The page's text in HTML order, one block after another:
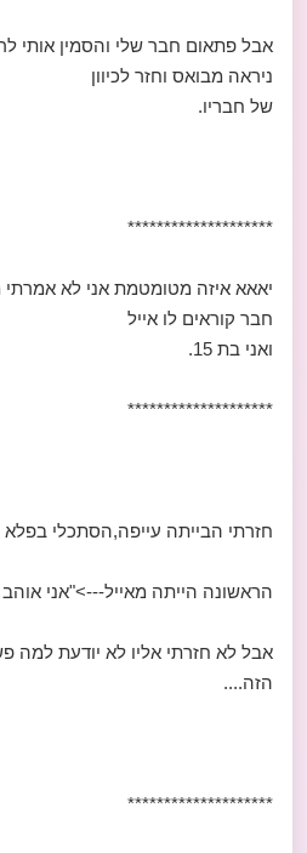
אבל פתאום חבר שלי והסמין אותי
ניראה מבואס וחזר לכיוון
של חבריו.
********************
יאאא איזה מטומטמת אני לא אמרתי
חבר קוראים לו אייל
ואני בת 15.
********************
חזרתי הבייתה עייפה,הסתכלי בפלא
הראשונה הייתה מאייל--->"אני
אבל לא חזרתי אליו לא יודעת למה
הזה....
********************